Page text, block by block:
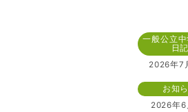
一般公立
日記
2026年7
お知
2026年6